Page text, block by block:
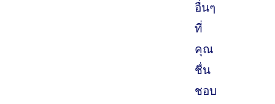
อื่นๆ
ที่
คุณ
ชื่น
ชอบ